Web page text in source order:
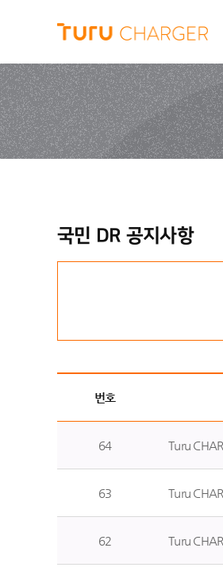
국민 DR 공지사항
번호
64 Turu
63 Turu
62 Turu